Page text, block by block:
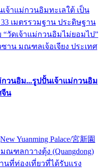
จ้าแม่กวนอิมทะเลใต้ เป็น
เมตรรวมฐาน ประดิษฐาน
วัดเจ้าแม่กวนอิมไม่ยอมไป”
าน มณฑลเจ้อเจียง ประเทศ
กวนอิม...รูปปั้นเจ้าแม่กวนอิม
จีน
Yuanming Palace/宮新園
ณฑลกวางตุ้ง (Quangdong)
นที่ท่องเที่ยวที่ได้รับแรง